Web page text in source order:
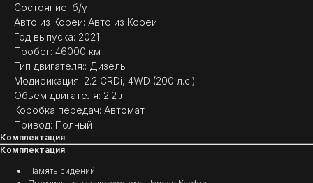
Состояние: б/у
Авто из Кореи: Авто из Кореи
Год выпуска: 2021
Пробег: 46000 км
Тип двигателя:: Дизель
Модификация: 2.2 CRDi, 4WD (200 л.с.)
Обьем двигателя: 2.2 л
Коробка передач: Автомат
Привод: Полный
Комплектация
Комплектация
Память сидений
МНЕНИЕ ДОВОЛЬНЫХ
КЛИЕНТОВ — ГЛАВНЫЙ
ПОКАЗАТЕЛЬ КАЧЕСТВА
НАШЕЙ РАБОТЫ
ОТЗЫВЫ)